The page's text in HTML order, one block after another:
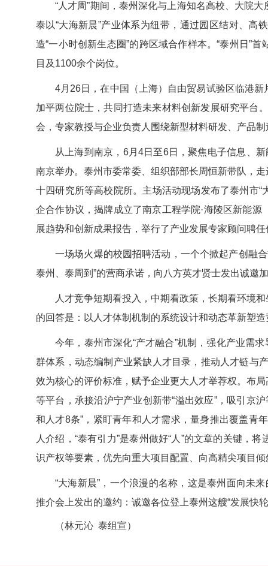
“人才周”期间，泰州深化与上海知名高校、大院
泰以“大海新晨”产业体系为纽带，通过园区结对、高
造“一小时创新生态圈”的跨区域合作样本。“泰州日”
目及1100余个岗位。
4月26日，在中国（上海）自由贸易试验区临港
加平两位院士，共同打造未来材料创新发展研究平台
会，专家教授与企业负责人围绕新型材料研发、产品
从上海到南京，6月4日至6日，聚焦电子信息、新
南京举办。泰州市委常委、组织部部长周恒新带队，
十四研究所等高校院所。主场活动现场发布了泰州市“
企合作协议，揭牌成立了南京工程学院·海陵区新能
展趋势和创新成果报告，举行了产业发展专家顾问聘任
一场场火爆的校园招聘活动，一个个掀起产创融
泰州、泰周到”的营商承诺，向八方英才贤士发出诚邀
人才竞争短期看投入，中期看政策，长期看环境
的回答是：以人才体制机制的系统设计和动态革新塑
今年，泰州市深化“产才融合”机制，强化产业需
群体系，动态编制产业紧缺人才目录，推动人才链与
效为核心的评价标准，赋予企业更大人才举荐权。布
等平台，承接沿沪宁产业创新带“溢出效应”，吸引京
和人才8条”，紧盯青年和人才需求，量身推出覆盖青
人介绍，“泰有引力”是泰州做好“人”的文章的关键，
识产权等要素，优先向重大项目配置、向高精尖项目
“大海新晨”，一个浪漫的名称，这是泰州面向未
推介会上发出的邀约：诚邀各位登上泰州这艘“发展快
（林元沁 泰组宣）